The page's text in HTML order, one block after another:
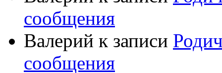
сообщения
Валерий к записи
сообщения